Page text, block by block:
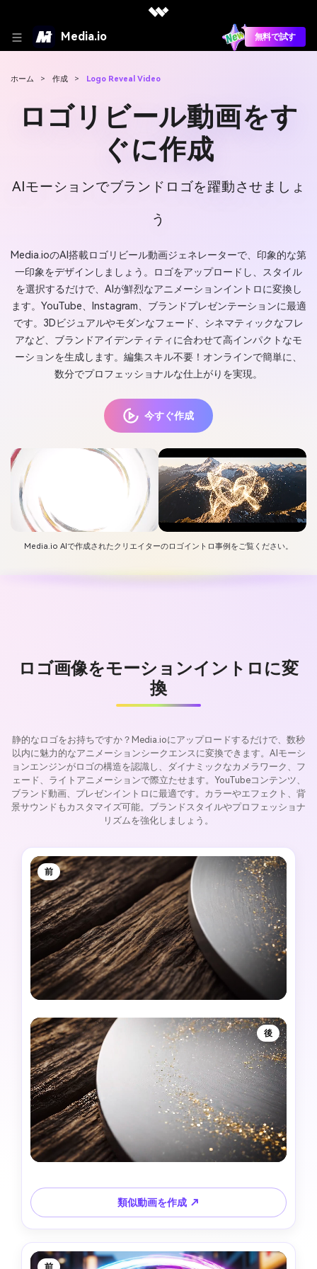
Media.io 無料で試す
ホーム > 作成 > Logo Reveal Video
ロゴリビール動画をす
ぐに作成
AIモーションでブランドロゴを躍動させましょ
う
Media.ioのAI搭載ロゴリビール動画ジェネレーターで、印象的な第
一印象をデザインしましょう。ロゴをアップロードし、スタイル
を選択するだけで、AIが鮮烈なアニメーションイントロに変換し
ます。YouTube、Instagram、ブランドプレゼンテーションに最適
です。3Dビジュアルやモダンなフェード、シネマティックなフレ
アなど、ブランドアイデンティティに合わせて高インパクトなモ
ーションを生成します。編集スキル不要！オンラインで簡単に、
数分でプロフェッショナルな仕上がりを実現。
今すぐ作成
Media.io AIで作成されたクリエイターのロゴイントロ事例をご覧ください。
ロゴ画像をモーションイントロに変
換
静的なロゴをお持ちですか？Media.ioにアップロードするだけで、数秒
以内に魅力的なアニメーションシークエンスに変換できます。AIモーシ
ョンエンジンがロゴの構造を認識し、ダイナミックなカメラワーク、フ
ェード、ライトアニメーションで際立たせます。YouTubeコンテンツ、
ブランド動画、プレゼンイントロに最適です。カラーやエフェクト、背
景サウンドもカスタマイズ可能。ブランドスタイルやプロフェッショナ
リズムを強化しましょう。
前
後
類似動画を作成 ↗